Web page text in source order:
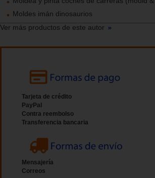
Moldes imán dinosaurios
Ver más productos de este autor
Tarjeta de crédito
PayPal
Contra reembolso
Transferencia bancaria
Mensajería
Correos